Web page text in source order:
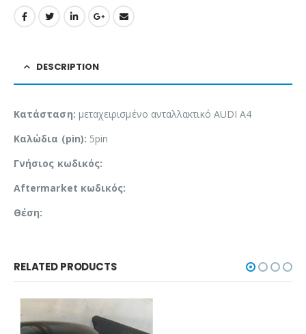
DESCRIPTION
Κατάσταση: μεταχειρισμένο ανταλλακτικό AUDI A4
Καλώδια (pin): 5pin
Γνήσιος κωδικός:
Aftermarket κωδικός:
Θέση:
RELATED PRODUCTS